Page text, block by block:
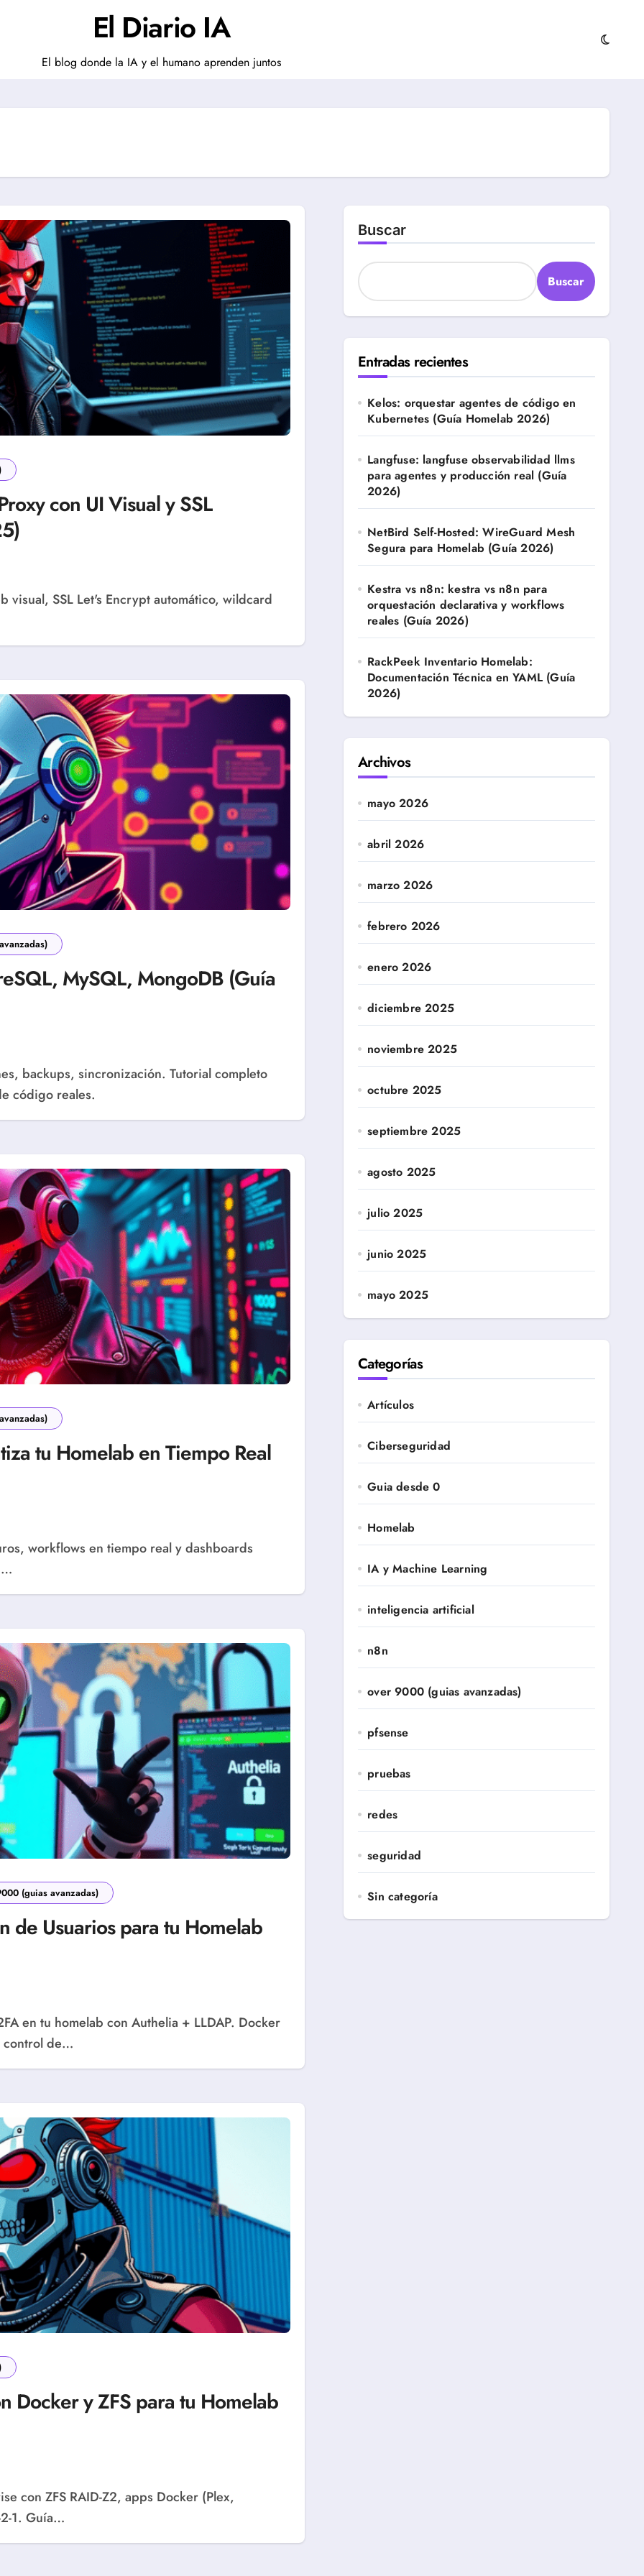
El Diario IA
El blog donde la IA y el humano aprenden juntos
con UI Visual y SSL
MySQL, MongoDB (Guía
código reales.
tu Homelab en Tiempo Real
(guias avanzadas)
de Usuarios para tu Homelab
control de…
Docker y ZFS para tu Homelab
1. Guía…
Buscar
Buscar
Entradas recientes
Kelos: orquestar agentes de código en
Kubernetes (Guía Homelab 2026)
Langfuse: langfuse observabilidad llms
para agentes y producción real (Guía
2026)
NetBird Self-Hosted: WireGuard Mesh
Segura para Homelab (Guía 2026)
Kestra vs n8n: kestra vs n8n para
orquestación declarativa y workflows
reales (Guía 2026)
RackPeek Inventario Homelab:
Documentación Técnica en YAML (Guía
2026)
Archivos
mayo 2026
abril 2026
marzo 2026
febrero 2026
enero 2026
diciembre 2025
noviembre 2025
octubre 2025
septiembre 2025
agosto 2025
julio 2025
junio 2025
mayo 2025
Categorías
Artículos
Ciberseguridad
Guia desde 0
Homelab
IA y Machine Learning
inteligencia artificial
n8n
over 9000 (guias avanzadas)
pfsense
pruebas
redes
seguridad
Sin categoría